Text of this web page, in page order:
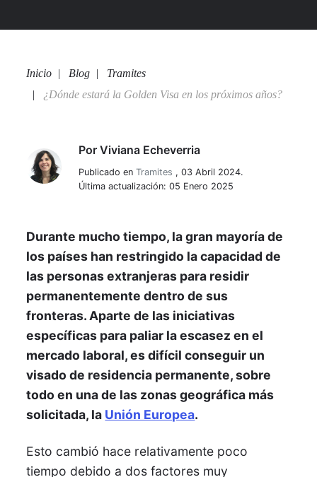
Inicio Blog
Tramites
¿Dónde estará la Golden Visa en los próximos años?
Viviana Echeverria
PorViviana Echeverria
Publicado enTramites ,03 Abril 2024.
Última actualización: 05 Enero 2025
Durante mucho tiempo, la gran mayoría de
los países han restringido la capacidad de
las personas extranjeras para residir
permanentemente dentro de sus
fronteras. Aparte de las iniciativas
específicas para paliar la escasez en el
mercado laboral, es difícil conseguir un
visado de residencia permanente, sobre
todo en una de las zonas geográfica más
solicitada, la Unión Europea.
Esto cambió hace relativamente poco
tiempo debido a dos factores muy